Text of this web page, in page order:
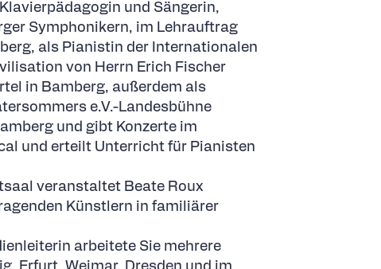
und Sängerin,
Symphonikern, im Lehrauftrag
als Pianistin der Internationalen
von Herrn Erich Fischer
in Bamberg, außerdem als
e.V.-Landesbühne
und gibt Konzerte im
und erteilt Unterricht für Pianisten
veranstaltet Beate Roux
Künstlern in familiärer
arbeitete Sie mehrere